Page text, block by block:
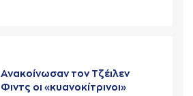
Ανακοίνωσαν τον Τζέιλεν
Φιντς οι «κυανοκίτρινοι»